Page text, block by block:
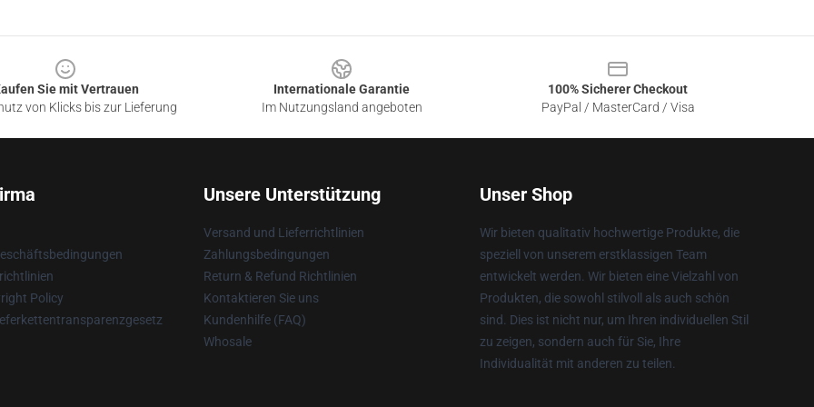
Sie mit Vertrauen
von Klicks bis zur Lieferung
Internationale Garantie
Im Nutzungsland angeboten
100% Sicherer Checkout
PayPal / MasterCard / Visa
Policy
Unsere Unterstützung
Versand und Lieferrichtlinien
Zahlungsbedingungen
Return & Refund Richtlinien
Kontaktieren Sie uns
Kundenhilfe (FAQ)
Whosale
Unser Shop
Wir bieten qualitativ hochwertige Produkte, die
speziell von unserem erstklassigen Team
entwickelt werden. Wir bieten eine Vielzahl von
Produkten, die sowohl stilvoll als auch schön
sind. Dies ist nicht nur, um Ihren individuellen Stil
zu zeigen, sondern auch für Sie, Ihre
Individualität mit anderen zu teilen.